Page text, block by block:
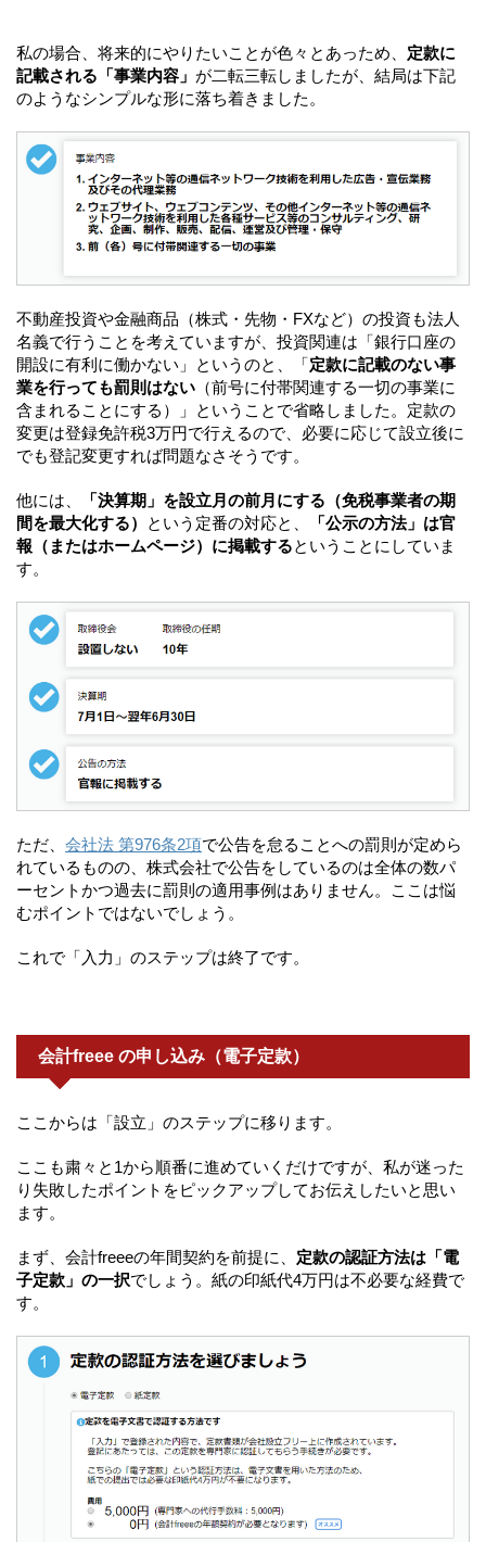
私の場合、将来的にやりたいことが色々とあっため、 定款に
記載される「事業内容」 が二転三転しましたが、結局は下記
のようなシンプルな形に落ち着きました。
不動産投資や金融商品（株式・先物・FXなど）の投資も法人
名義で行うことを考えていますが、投資関連は「銀行口座の
開設に有利に働かない」というのと、「定款に記載のない事
業を行っても罰則はない （前号に付帯関連する一切の事業に
含まれることにする）」ということで省略しました。定款の
変更は登録免許税3万円で行えるので、必要に応じて設立後に
でも登記変更すれば問題なさそうです。
他には、
「決算期」を設立月の前月にする（免税事業者の期
間を最大化する）
という定番の対応と、
「公示の方法」は官
報（またはホームページ）に掲載するということにしていま
す。
ただ、 会社法 第976条2項で公告を怠ることへの罰則が定めら
れているものの、株式会社で公告をしているのは全体の数パ
ーセントかつ過去に罰則の適用事例はありません。ここは悩
むポイントではないでしょう。
これで「入力」のステップは終了です。
会計freee の申し込み（電子定款）
ここからは「設立」のステップに移ります。
ここも粛々と1から順番に進めていくだけですが、私が迷った
り失敗したポイントをピックアップしてお伝えしたいと思い
ます。
まず、会計freeeの年間契約を前提に、 定款の認証方法は「電
子定款」の一択でしょう。紙の印紙代4万円は不必要な経費で
す。